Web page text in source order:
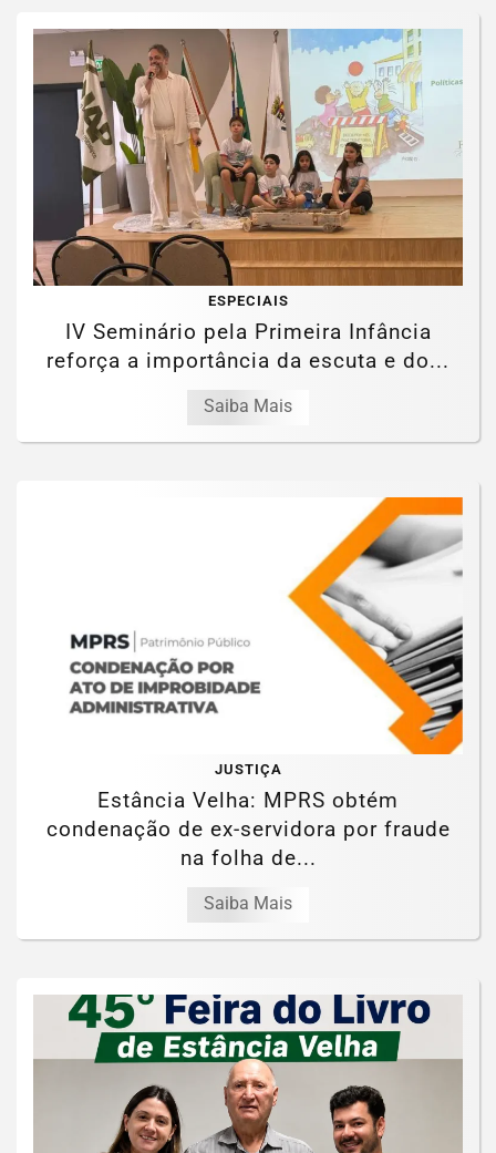
ESPECIAIS
IV Seminário pela Primeira Infância
reforça a importância da escuta e do...
Saiba Mais
JUSTIÇA
Estância Velha: MPRS obtém
condenação de ex-servidora por fraude
na folha de...
Saiba Mais